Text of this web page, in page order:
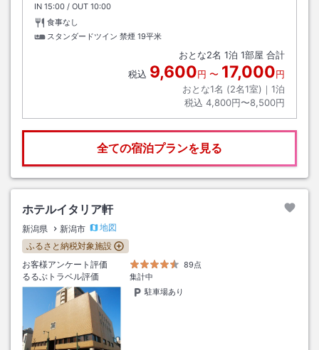
IN チェックイン
15:00 / OUT チェックアウト
10:00
食事なし
スタンダードツイン 禁煙 19平米
おとな2名 1泊 1部屋 合計
税込 9,600円 〜 17,000円
おとな1名 (2名1室)｜ 1泊
税込 4,800円〜8,500円
全ての宿泊プランを見る
ホテルイタリア軒
新潟県 新潟市
地図
ふるさと納税対象施設
お客様アンケート評価
89点
るるぶトラベル評価
集計中
駐車場あり